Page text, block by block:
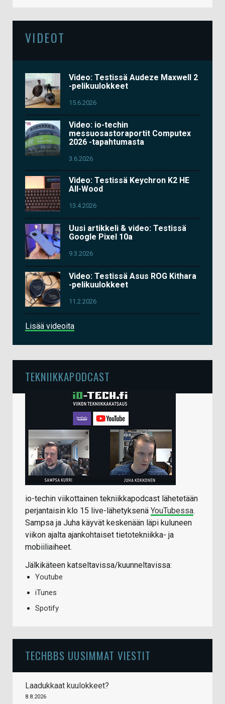
VIDEOT
Video: Testissä Audeze Maxwell 2
-pelikuulokkeet
15.6.2026
Video: io-techin
messuosastoraportit Computex
2026 -tapahtumasta
3.6.2026
Video: Testissä Keychron K2 HE
All-Wood
13.4.2026
Uusi artikkeli & video: Testissä
Google Pixel 10a
9.3.2026
Video: Testissä Asus ROG Kithara
-pelikuulokkeet
11.2.2026
Lisää videoita
TEKNIIKKAPODCAST
io-techin viikottainen tekniikkapodcast lähetetään
perjantaisin klo 15 live-lähetyksenä YouTubessa.
Sampsa ja Juha käyvät keskenään läpi kuluneen
viikon ajalta ajankohtaiset tietotekniikka- ja
mobiiliaiheet.
Jälkikäteen katseltavissa/kuunneltavissa:
Youtube
iTunes
Spotify
TECHBBS UUSIMMAT VIESTIT
Laadukkaat kuulokkeet?
8.8.2026